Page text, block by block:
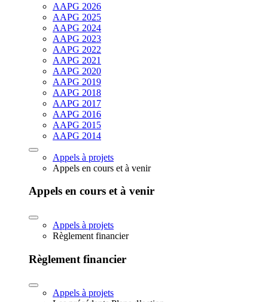
AAPG 2026
AAPG 2025
AAPG 2024
AAPG 2023
AAPG 2022
AAPG 2021
AAPG 2020
AAPG 2019
AAPG 2018
AAPG 2017
AAPG 2016
AAPG 2015
AAPG 2014
Appels à projets
Appels en cours et à venir
Appels en cours et à venir
Appels à projets
Règlement financier
Règlement financier
Appels à projets